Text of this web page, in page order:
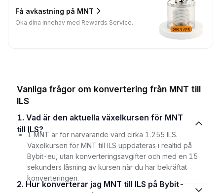
Få avkastning på MNT
Öka dina innehav med Rewards Service.
Vanliga frågor om konvertering från MNT till
ILS
1. Vad är den aktuella växelkursen för MNT
till ILS?
1 MNT är för närvarande värd cirka 1.255 ILS.
Växelkursen för MNT till ILS uppdateras i realtid på
Bybit-eu, utan konverteringsavgifter och med en 15
sekunders låsning av kursen när du har bekräftat
konverteringen.
2. Hur konverterar jag MNT till ILS på Bybit-